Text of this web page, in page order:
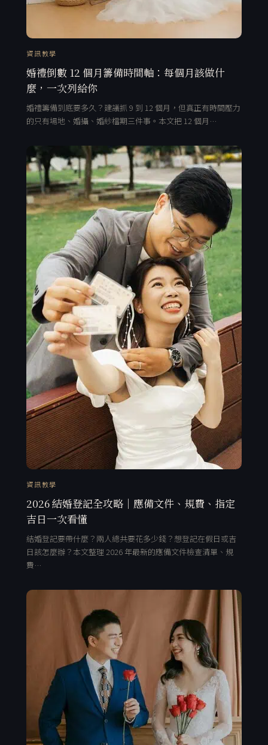
資訊教學
婚禮倒數 12 個月籌備時間軸：每個月該做什
麼，一次列給你
婚禮籌備到底要多久？建議抓 9 到 12 個月，但真正有時間壓力
的只有場地、婚攝、婚紗檔期三件事。本文把 12 個月…
資訊教學
2026 結婚登記全攻略｜應備文件、規費、指定
吉日一次看懂
結婚登記要帶什麼？兩人總共要花多少錢？想登記在假日或吉
日該怎麼辦？本文整理 2026 年最新的應備文件檢查清單、規
費…